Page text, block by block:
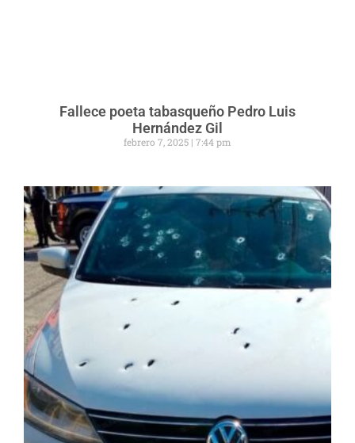
Fallece poeta tabasqueño Pedro Luis
Hernández Gil
febrero 7, 2025 7:44 pm